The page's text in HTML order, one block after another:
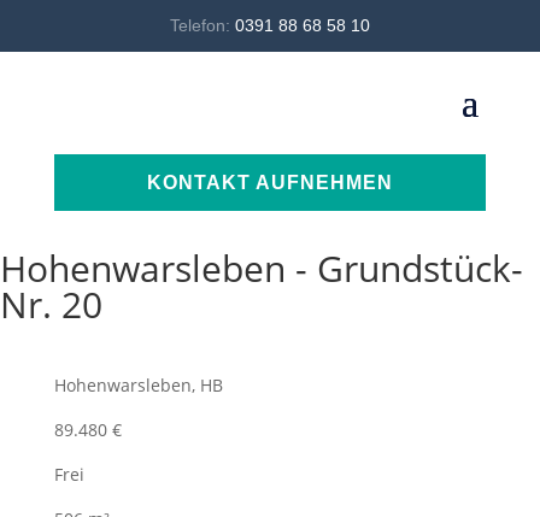
Telefon: 0391 88 68 58 10
KONTAKT AUFNEHMEN
Hohenwarsleben - Grundstück-
Nr. 20
Hohenwarsleben, HB
89.480 €
Frei